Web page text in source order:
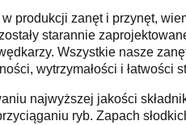
produkcji zanęt i przynęt,
starannie
Wszystkie nasze
wytrzymałości i łatwości
najwyższej jakości
ryb. Zapach